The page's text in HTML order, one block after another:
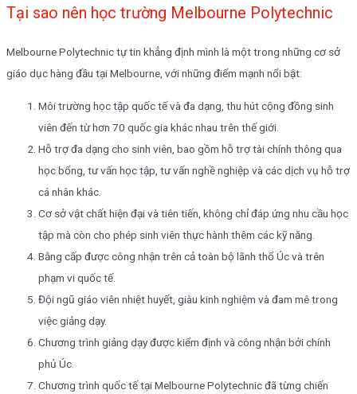
Tại sao nên học trường Melbourne Polytechnic
Melbourne Polytechnic tự tin khẳng định mình là một trong những cơ sở
giáo dục hàng đầu tại Melbourne, với những điểm mạnh nổi bật:
Môi trường học tập quốc tế và đa dạng, thu hút cộng đồng sinh
viên đến từ hơn 70 quốc gia khác nhau trên thế giới.
Hỗ trợ đa dạng cho sinh viên, bao gồm hỗ trợ tài chính thông qua
học bổng, tư vấn học tập, tư vấn nghề nghiệp và các dịch vụ hỗ trợ
cá nhân khác.
Cơ sở vật chất hiện đại và tiên tiến, không chỉ đáp ứng nhu cầu học
tập mà còn cho phép sinh viên thực hành thêm các kỹ năng.
Bằng cấp được công nhận trên cả toàn bộ lãnh thổ Úc và trên
phạm vi quốc tế.
Đội ngũ giáo viên nhiệt huyết, giàu kinh nghiệm và đam mê trong
việc giảng dạy.
Chương trình giảng dạy được kiểm định và công nhận bởi chính
phủ Úc.
Chương trình quốc tế tại Melbourne Polytechnic đã từng chiến